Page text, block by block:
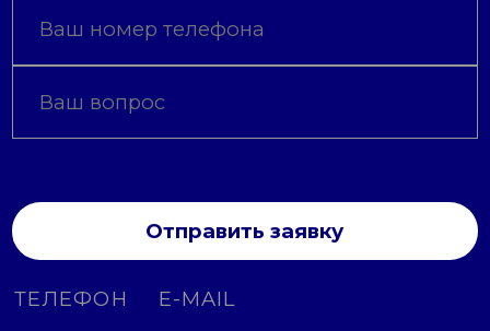
Отправить заявку
ТЕЛЕФОН E-MAIL